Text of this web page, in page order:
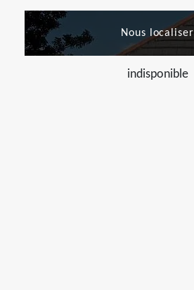
Nous localiser
indisponible